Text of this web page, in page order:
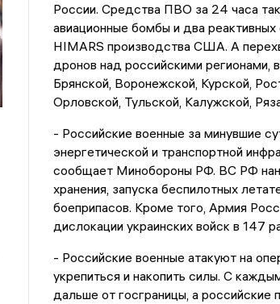
России. Средства ПВО за 24 часа
авиационные бомбы и два
HIMARS производства США. А
дронов над российскими регионами,
Брянской, Воронежской, Курской,
Орловской, Тульской, Калужской,
- Российские военные за минувшие
энергетической и транспортной
сообщает Минобороны РФ. ВС РФ
хранения, запуска беспилотных
боеприпасов. Кроме того, Армия
дислокации украинских войск в 147
- Российские военные атакуют на
укрепиться и накопить силы. С
дальше от госграницы, а российские